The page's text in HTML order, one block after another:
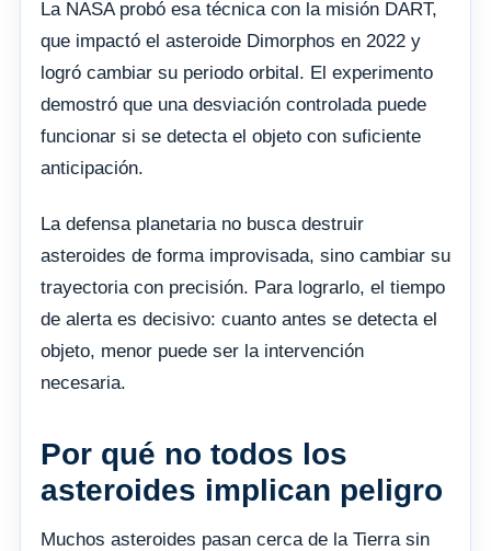
La NASA probó esa técnica con la misión DART,
que impactó el asteroide Dimorphos en 2022 y
logró cambiar su periodo orbital. El experimento
demostró que una desviación controlada puede
funcionar si se detecta el objeto con suficiente
anticipación.
La defensa planetaria no busca destruir
asteroides de forma improvisada, sino cambiar su
trayectoria con precisión. Para lograrlo, el tiempo
de alerta es decisivo: cuanto antes se detecta el
objeto, menor puede ser la intervención
necesaria.
Por qué no todos los
asteroides implican peligro
Muchos asteroides pasan cerca de la Tierra sin